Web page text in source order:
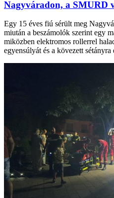
Nagyváradon, a SMURD
Egy 15 éves fiú sérült meg
miután a beszámolók szerint egy
miközben elektromos rollerrel
egyensúlyát és a kövezett sétányra